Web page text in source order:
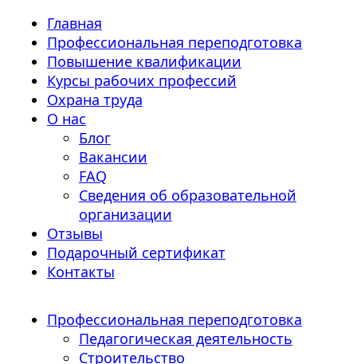
Главная
Профессиональная переподготовка
Повышение квалификации
Курсы рабочих профессий
Охрана труда
О нас
Блог
Вакансии
FAQ
Сведения об образовательной
организации
Отзывы
Подарочный сертификат
Контакты
Профессиональная переподготовка
Педагогическая деятельность
Строительство